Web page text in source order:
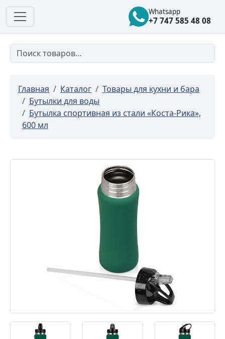
Whatsapp
+7 747 585 48 08
Главная Каталог
Товары для кухни и бара
Бутылки для воды
Бутылка спортивная из стали «Коста-Рика»,
600 мл